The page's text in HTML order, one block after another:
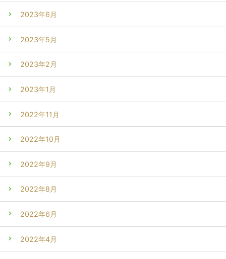
2023年6月
2023年5月
2023年2月
2023年1月
2022年11月
2022年10月
2022年9月
2022年8月
2022年6月
2022年4月